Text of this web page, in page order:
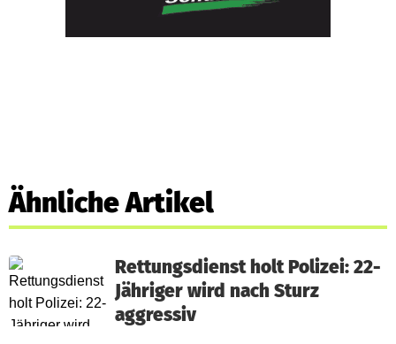
Ähnliche Artikel
Rettungsdienst holt Polizei: 22-
Jähriger wird nach Sturz
aggressiv